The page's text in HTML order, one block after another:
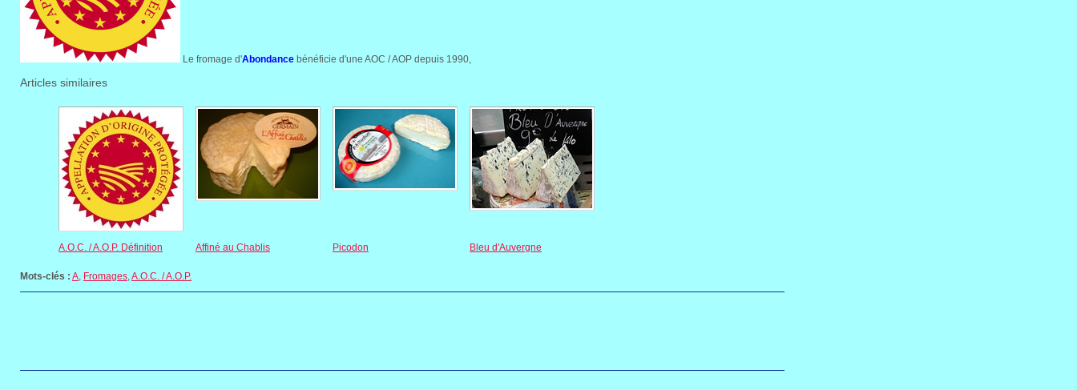
Le fromage d'Abondance bénéficie d'une AOC / AOP depuis 1990,
Articles similaires
A.O.C. / A.O.P. Définition Affiné au Chablis Picodon Bleu d'Auvergne
Mots-clés : A, Fromages,A.O.C. / A.O.P.